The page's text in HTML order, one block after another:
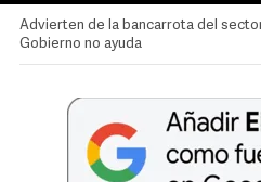
Advierten de la bancarrota del
Gobierno no ayuda